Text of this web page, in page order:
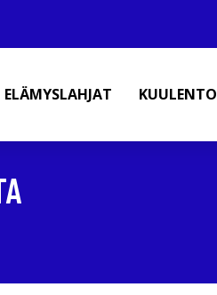
ELÄMYSLAHJAT KUULENTO